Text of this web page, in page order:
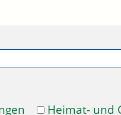
Heimat- und